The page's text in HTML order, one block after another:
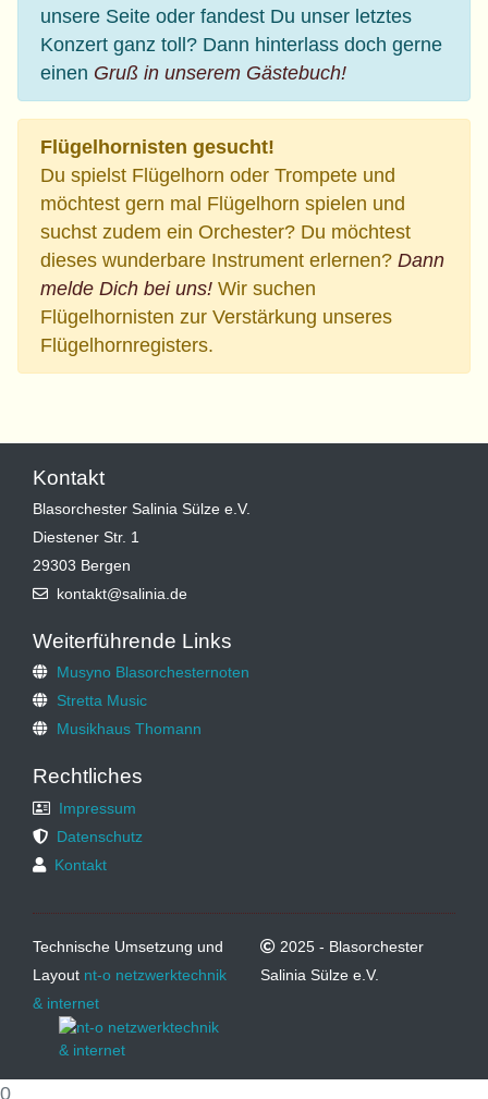
unsere Seite oder fandest Du unser letztes
Konzert ganz toll? Dann hinterlass doch gerne
einen Gruß in unserem Gästebuch!
Flügelhornisten gesucht!
Du spielst Flügelhorn oder Trompete und
möchtest gern mal Flügelhorn spielen und
suchst zudem ein Orchester? Du möchtest
dieses wunderbare Instrument erlernen? Dann
melde Dich bei uns! Wir suchen
Flügelhornisten zur Verstärkung unseres
Flügelhornregisters.
Kontakt
Blasorchester Salinia Sülze e.V.
Diestener Str. 1
29303 Bergen
kontakt@salinia.de
Weiterführende Links
Musyno Blasorchesternoten
Stretta Music
Musikhaus Thomann
Rechtliches
Impressum
Datenschutz
Kontakt
Technische Umsetzung und
Layout nt-o netzwerktechnik
& internet
2025 - Blasorchester
Salinia Sülze e.V.
0